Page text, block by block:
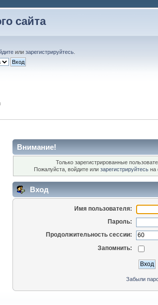
сайта
илизарегистрируйтесь
Внимание!
Только зарегистрированные
Пожалуйста, войдите или зарегистрируйтесьна
Вход
Имя пользователя:
Пароль:
Продолжительность сессии:
Запомнить:
Забыли